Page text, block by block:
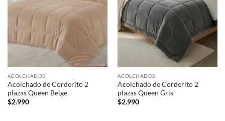
ACOLCHADOS
Acolchado de Corderito 2
plazas Queen Beige
$2.990
ACOLCHADOS
Acolchado de Corderito 2
plazas Queen Gris
$2.990